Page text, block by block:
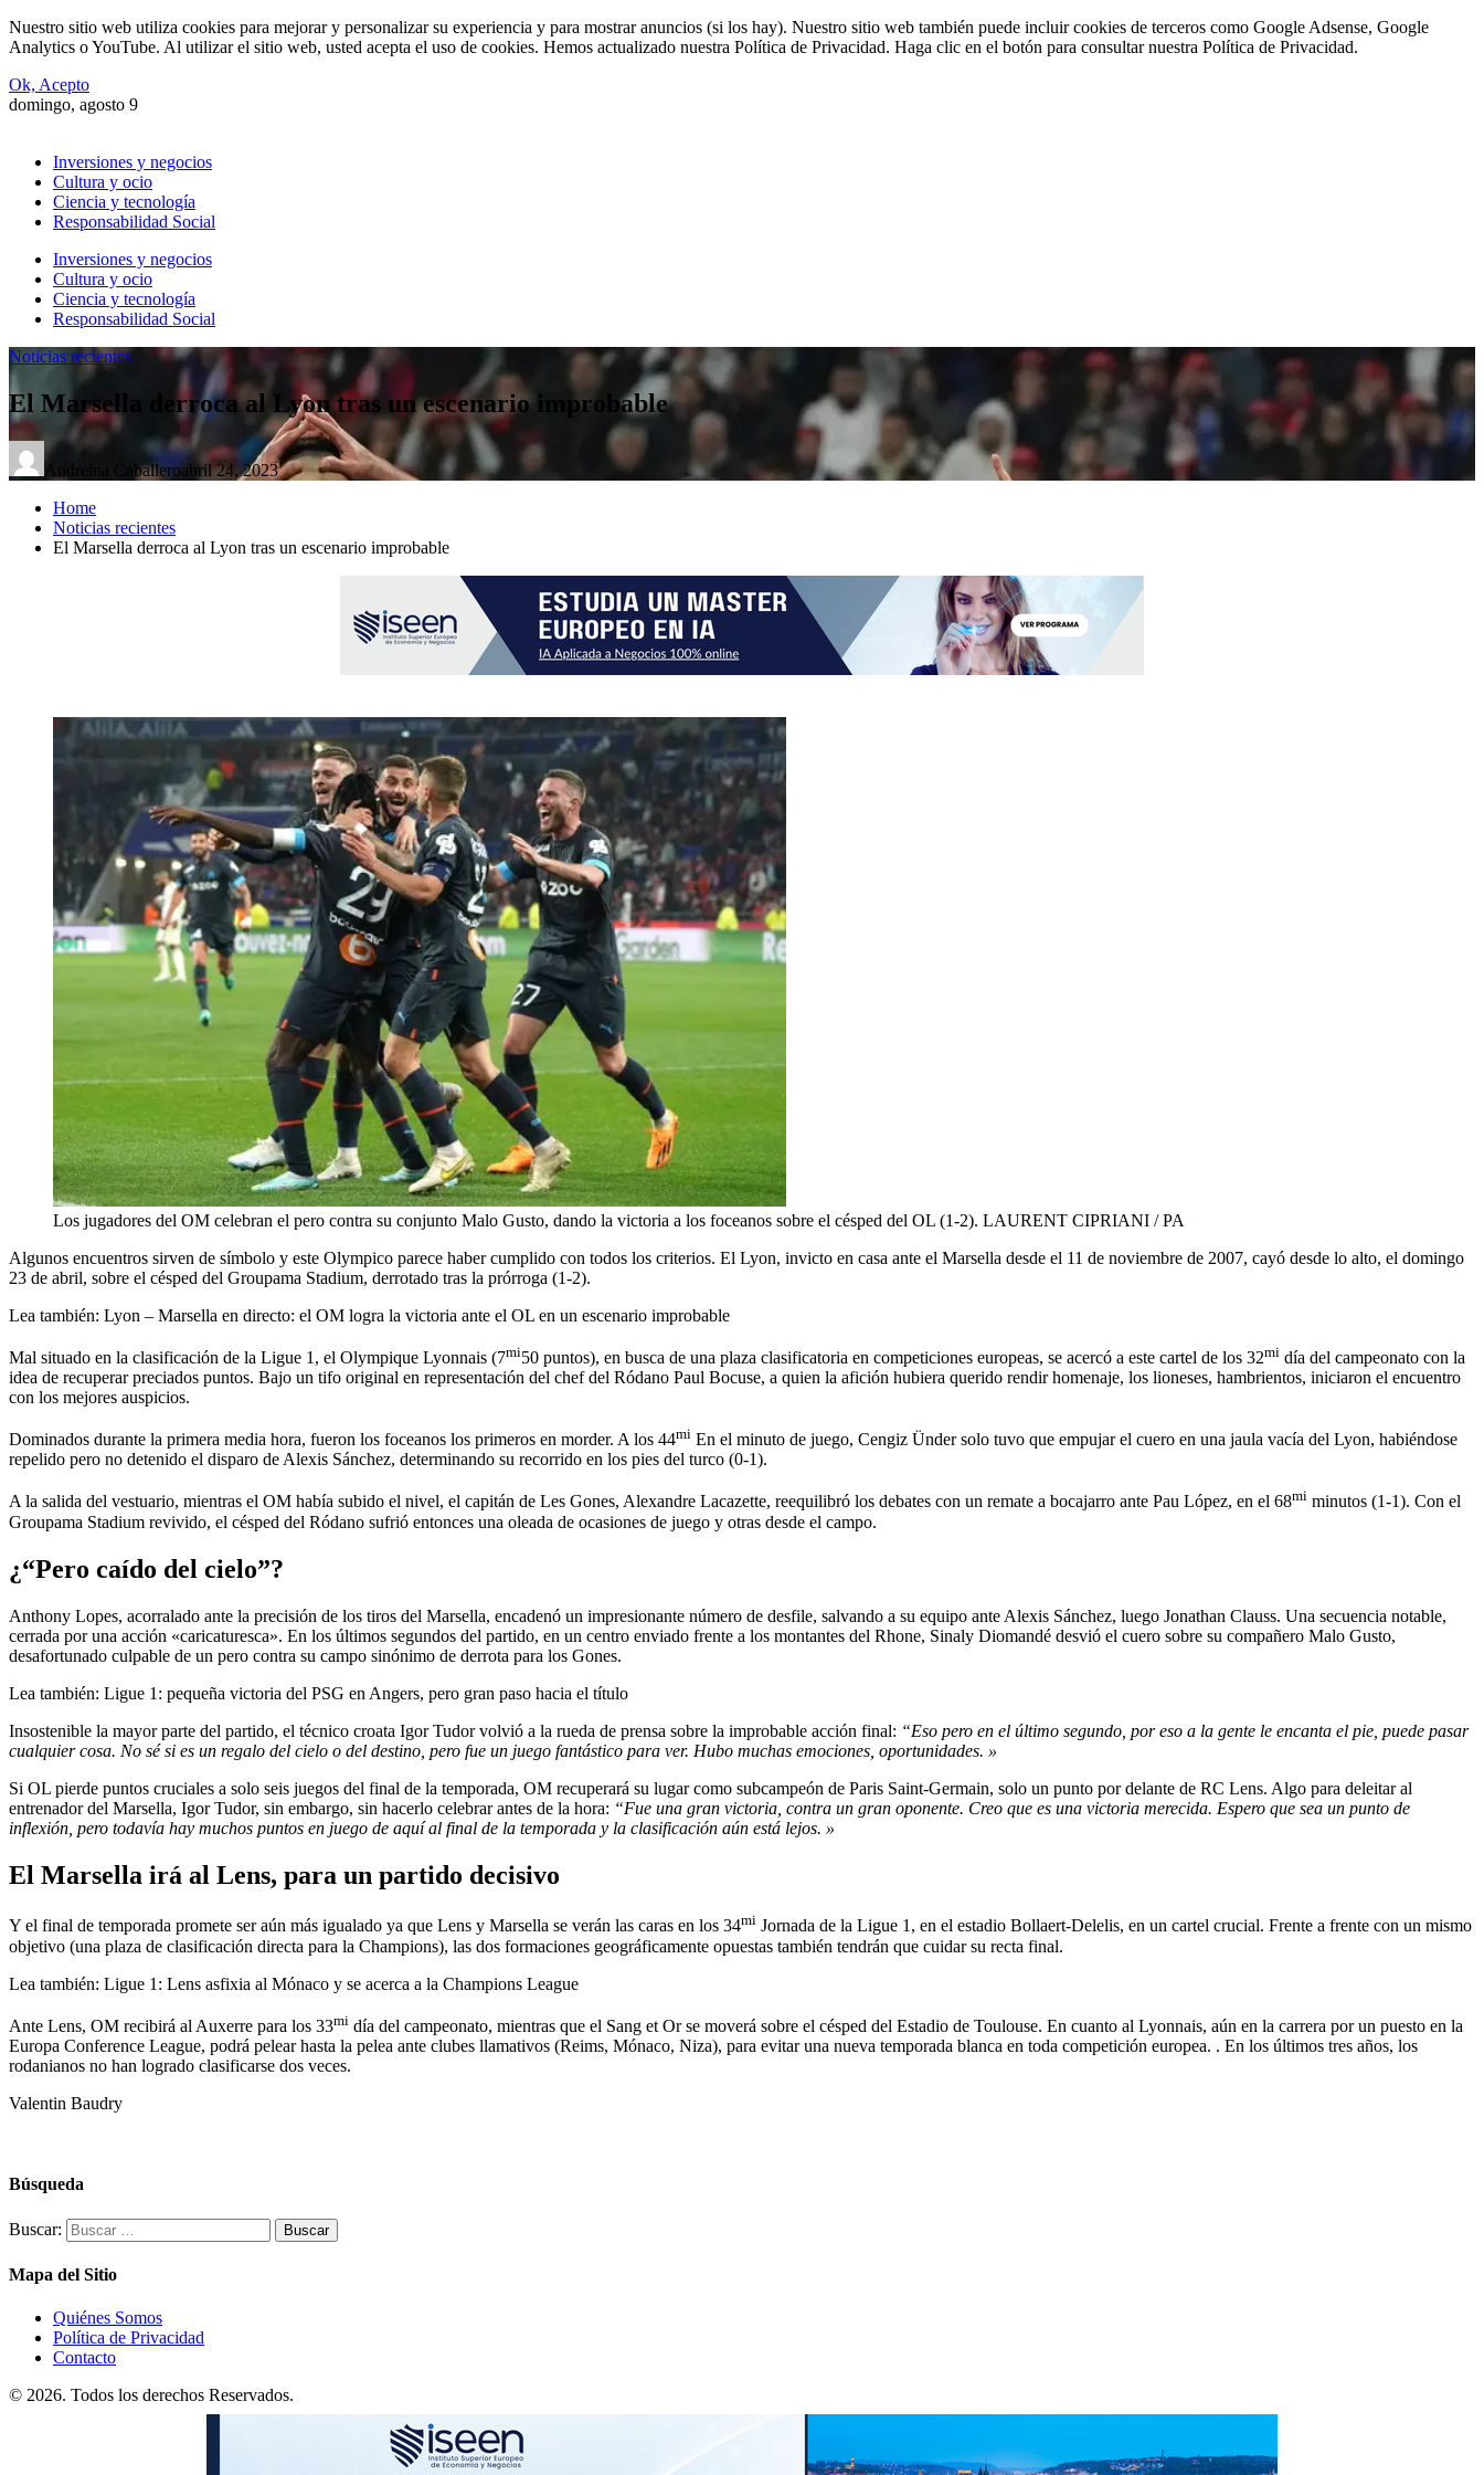
Nuestro sitio web utiliza cookies para mejorar y personalizar su experiencia y para mostrar anuncios (si los hay). Nuestro sitio web también puede incluir cookies de terceros como Google Adsense, Google
Analytics o YouTube. Al utilizar el sitio web, usted acepta el uso de cookies. Hemos actualizado nuestra Política de Privacidad. Haga clic en el botón para consultar nuestra Política de Privacidad.
Ok, Acepto
domingo, agosto 9
Inversiones y negocios
Cultura y ocio
Ciencia y tecnología
Responsabilidad Social
Inversiones y negocios
Cultura y ocio
Ciencia y tecnología
Responsabilidad Social
Noticias recientes
El Marsella derroca al Lyon tras un escenario improbable
Andreína Caballeroabril 24, 2023
Home
Noticias recientes
El Marsella derroca al Lyon tras un escenario improbable
Los jugadores del OM celebran el pero contra su conjunto Malo Gusto, dando la victoria a los foceanos sobre el césped del OL (1-2). LAURENT CIPRIANI / PA
Algunos encuentros sirven de símbolo y este Olympico parece haber cumplido con todos los criterios. El Lyon, invicto en casa ante el Marsella desde el 11 de noviembre de 2007, cayó desde lo alto, el domingo
23 de abril, sobre el césped del Groupama Stadium, derrotado tras la prórroga (1-2).
Lea también: Lyon – Marsella en directo: el OM logra la victoria ante el OL en un escenario improbable
Mal situado en la clasificación de la Ligue 1, el Olympique Lyonnais (7mi50 puntos), en busca de una plaza clasificatoria en competiciones europeas, se acercó a este cartel de los 32mi día del campeonato con la
idea de recuperar preciados puntos. Bajo un tifo original en representación del chef del Ródano Paul Bocuse, a quien la afición hubiera querido rendir homenaje, los lioneses, hambrientos, iniciaron el encuentro
con los mejores auspicios.
Dominados durante la primera media hora, fueron los foceanos los primeros en morder. A los 44mi En el minuto de juego, Cengiz Ünder solo tuvo que empujar el cuero en una jaula vacía del Lyon, habiéndose
repelido pero no detenido el disparo de Alexis Sánchez, determinando su recorrido en los pies del turco (0-1).
A la salida del vestuario, mientras el OM había subido el nivel, el capitán de Les Gones, Alexandre Lacazette, reequilibró los debates con un remate a bocajarro ante Pau López, en el 68mi minutos (1-1). Con el
Groupama Stadium revivido, el césped del Ródano sufrió entonces una oleada de ocasiones de juego y otras desde el campo.
¿“Pero caído del cielo”?
Anthony Lopes, acorralado ante la precisión de los tiros del Marsella, encadenó un impresionante número de desfile, salvando a su equipo ante Alexis Sánchez, luego Jonathan Clauss. Una secuencia notable,
cerrada por una acción «caricaturesca». En los últimos segundos del partido, en un centro enviado frente a los montantes del Rhone, Sinaly Diomandé desvió el cuero sobre su compañero Malo Gusto,
desafortunado culpable de un pero contra su campo sinónimo de derrota para los Gones.
Lea también: Ligue 1: pequeña victoria del PSG en Angers, pero gran paso hacia el título
Insostenible la mayor parte del partido, el técnico croata Igor Tudor volvió a la rueda de prensa sobre la improbable acción final: “Eso pero en el último segundo, por eso a la gente le encanta el pie, puede pasar
cualquier cosa. No sé si es un regalo del cielo o del destino, pero fue un juego fantástico para ver. Hubo muchas emociones, oportunidades. »
Si OL pierde puntos cruciales a solo seis juegos del final de la temporada, OM recuperará su lugar como subcampeón de Paris Saint-Germain, solo un punto por delante de RC Lens. Algo para deleitar al
entrenador del Marsella, Igor Tudor, sin embargo, sin hacerlo celebrar antes de la hora: “Fue una gran victoria, contra un gran oponente. Creo que es una victoria merecida. Espero que sea un punto de
inflexión, pero todavía hay muchos puntos en juego de aquí al final de la temporada y la clasificación aún está lejos. »
El Marsella irá al Lens, para un partido decisivo
Y el final de temporada promete ser aún más igualado ya que Lens y Marsella se verán las caras en los 34mi Jornada de la Ligue 1, en el estadio Bollaert-Delelis, en un cartel crucial. Frente a frente con un mismo
objetivo (una plaza de clasificación directa para la Champions), las dos formaciones geográficamente opuestas también tendrán que cuidar su recta final.
Lea también: Ligue 1: Lens asfixia al Mónaco y se acerca a la Champions League
Ante Lens, OM recibirá al Auxerre para los 33mi día del campeonato, mientras que el Sang et Or se moverá sobre el césped del Estadio de Toulouse. En cuanto al Lyonnais, aún en la carrera por un puesto en la
Europa Conference League, podrá pelear hasta la pelea ante clubes llamativos (Reims, Mónaco, Niza), para evitar una nueva temporada blanca en toda competición europea. . En los últimos tres años, los
rodanianos no han logrado clasificarse dos veces.
Valentin Baudry
Búsqueda
Buscar:
Mapa del Sitio
Quiénes Somos
Política de Privacidad
Contacto
© 2026. Todos los derechos Reservados.